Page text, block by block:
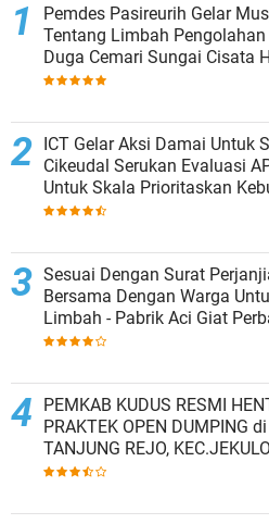
Pemdes Pasireurih Gelar
Tentang Limbah Pengolahan
Duga Cemari Sungai Cisata
Kesepakatan Tutup Sementara
ICT Gelar Aksi Damai Untuk
Cikeudal Serukan Evaluasi APBD 9,49 M
Untuk Skala Prioritaskan
Dasar Masyarakat Belum
Sesuai Dengan Surat
Bersama Dengan Warga
Limbah - Pabrik Aci Giat
Penampungan Air
PEMKAB KUDUS RESMI HENTIKAN
PRAKTEK OPEN DUMPING
TANJUNG REJO, KEC.JEKULO
KAB.KUDUS,BERLAKUKAN SISTEM